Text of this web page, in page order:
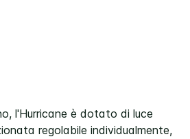
l'Hurricane è dotato di luce
regolabile individualmente,